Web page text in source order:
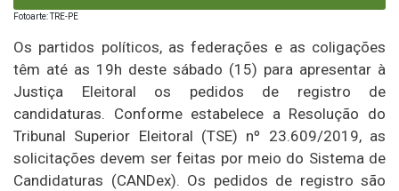
Fotoarte: TRE-PE
Os partidos políticos, as federações e as coligações
têm até as 19h deste sábado (15) para apresentar à
Justiça Eleitoral os pedidos de registro de
candidaturas. Conforme estabelece a Resolução do
Tribunal Superior Eleitoral (TSE) nº 23.609/2019, as
solicitações devem ser feitas por meio do Sistema de
Candidaturas (CANDex). Os pedidos de registro são